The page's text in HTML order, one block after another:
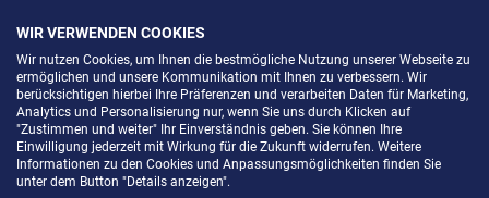
LAGERBOX IN SCHÖNAU IM
WIR VERWENDEN COOKIES
Wir nutzen Cookies, um Ihnen die bestmögliche Nutzung unserer Webseite zu
ermöglichen und unsere Kommunikation mit Ihnen zu verbessern. Wir
berücksichtigen hierbei Ihre Präferenzen und verarbeiten Daten für Marketing,
Analytics und Personalisierung nur, wenn Sie uns durch Klicken auf
"Zustimmen und weiter" Ihr Einverständnis geben. Sie können Ihre
Einwilligung jederzeit mit Wirkung für die Zukunft widerrufen. Weitere
Informationen zu den Cookies und Anpassungsmöglichkeiten finden Sie
unter dem Button "Details anzeigen".